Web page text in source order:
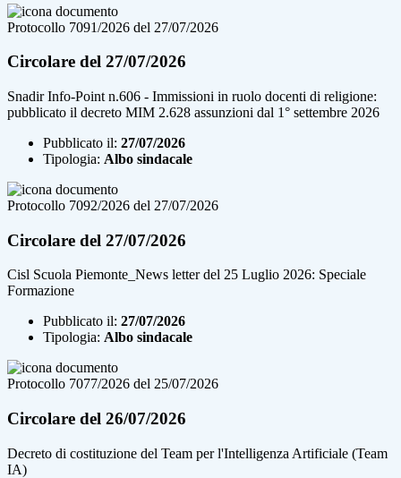
Protocollo 7091/2026 del 27/07/2026
Circolare del 27/07/2026
Snadir Info-Point n.606 - Immissioni in ruolo docenti di religione:
pubblicato il decreto MIM 2.628 assunzioni dal 1° settembre 2026
Pubblicato il: 27/07/2026
Tipologia: Albo sindacale
Protocollo 7092/2026 del 27/07/2026
Circolare del 27/07/2026
Cisl Scuola Piemonte_News letter del 25 Luglio 2026: Speciale
Formazione
Pubblicato il: 27/07/2026
Tipologia: Albo sindacale
Protocollo 7077/2026 del 25/07/2026
Circolare del 26/07/2026
Decreto di costituzione del Team per l'Intelligenza Artificiale (Team
IA)